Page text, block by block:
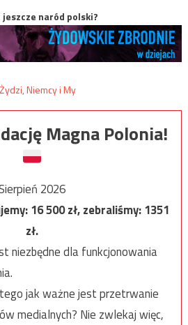
jeszcze naród polski?
Magna Polonia!
2026
16 500zł, zebraliśmy:1351
zł.
niezbędne dla funkcjonowania
jak ważne jest przetrwanie
medialnych? Nie zwlekaj więc,